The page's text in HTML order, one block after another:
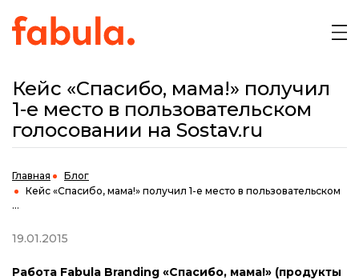
Кейс «Спасибо, мама!» получил
1-е место в пользовательском
голосовании на Sostav.ru
Главная
Блог
Кейс «Спасибо, мама!» получил 1-е место в пользовательском
...
19.01.2015
Работа Fabula Branding «Спасибо, мама!» (продукты